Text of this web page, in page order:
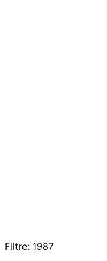
Filtre: 1987